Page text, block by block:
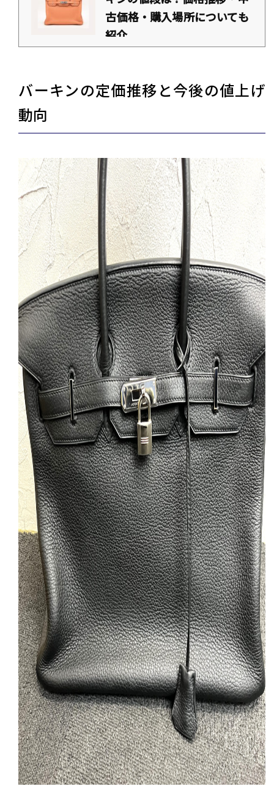
古価格・購入場所についても
紹介
https://daikichi-kaitori.jp/column/ba-kin-nedan
シリーズですが、2025年2月に値上げされ、さらに手の届きにくい存在となりまし
た。 そのため、バーキンを購入したいと思っている方は、最新の値段や値上げされる
理由が気になるでしょう。 この記事では、最新の価格情報・価格推移・値段が高騰し
ている理由について解説...
バーキンの定価推移と今後の値上げ
動向